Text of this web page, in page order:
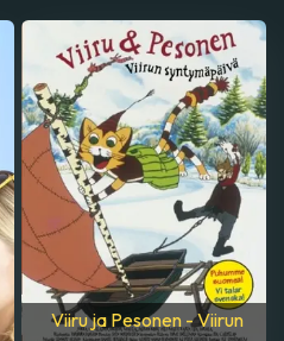
Viiru ja Pesonen - Viirun